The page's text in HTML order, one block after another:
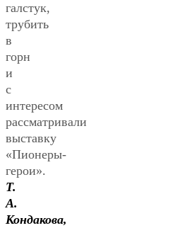
галстук,
трубить
в
горн
и
с
интересом
рассматривали
выставку
«Пионеры-
герои».
Т.
А.
Кондакова,